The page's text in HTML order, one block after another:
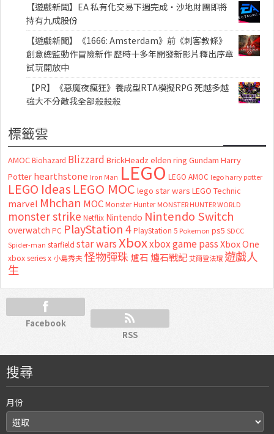
【遊戲新聞】EA 私有化交易下週完成・沙地財團即將
持有九成股份
【遊戲新聞】《1666: Amsterdam》前《刺客教條》
創意總監動作冒險新作 歷時十多年開發新影片釋出序章
試玩開放中
【PR】《惡魔夜瘋狂》養成型RTA模擬RPG 死越多越
強大不分敵我全部殺殺殺
標籤雲
AMOC Biohazard Blizzard BrickHeadz elden ring Gundam Harry
Potter hearthstone Iron Man LEGO LEGO AMOC lego harry potter
LEGO Ideas LEGO MOC lego star wars LEGO Technic
marvel Mhchan MOC Monster Hunter MONSTER HUNTER WORLD
monster strike Netflix Nintendo Nintendo Switch
overwatch PC PlayStation 4 PlayStation 5 Pokemon ps5 SDCC
Spider-man starfield star warsXboxxbox game passXbox One
xbox series x 小島秀夫怪物彈珠 爐石 爐石戰記艾爾登法環 遊戲人
生
Facebook
RSS
搜尋
月份